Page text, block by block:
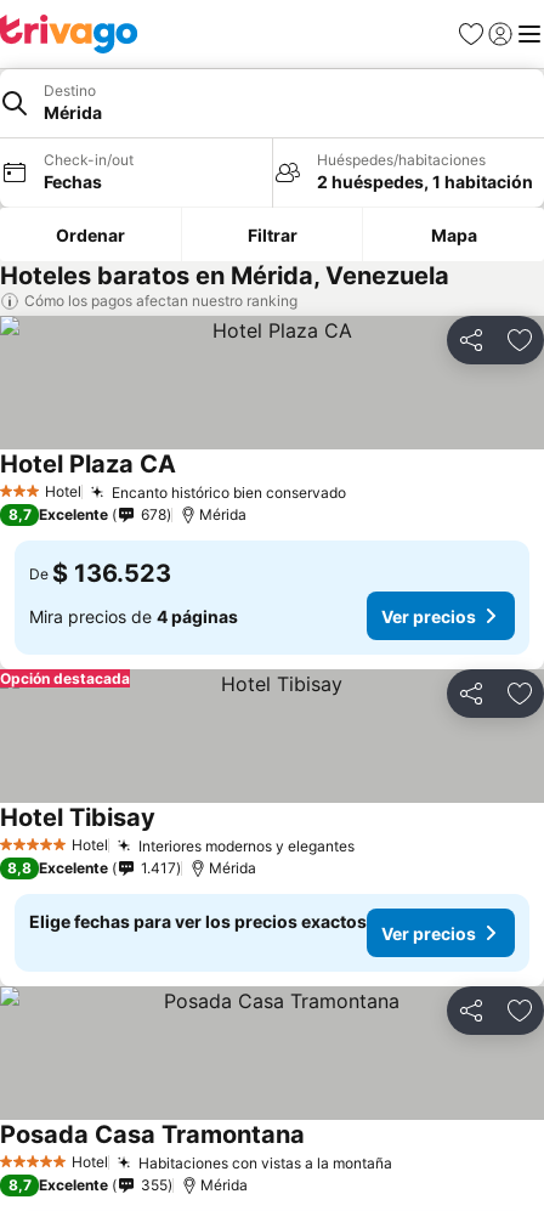
Favoritos
Iniciar
Destino
Mérida
Check-in/out
Fechas
Huéspedes/habitaciones
2 huéspedes, 1 habitación
Ordenar Filtrar Mapa
Hoteles baratos en Mérida, Venezuela
Cómo los pagos afectan nuestro ranking
Compartir
3 Estrellas
Hotel Encanto histórico bien conservado
Hotel Plaza CA
8,7 Excelente 678 Mérida
De $ 136.523
Mira precios de 4 páginas Ver precios
Compartir
Opción destacada
5 Estrellas Hotel Interiores modernos y elegantes
Hotel Tibisay
8,8 Excelente 1.417 Mérida
Elige fechas para ver los precios exactos
Ver precios
Compartir
5 Estrellas Hotel Habitaciones con vistas a la montaña
Posada Casa Tramontana
8,7 Excelente 355 Mérida